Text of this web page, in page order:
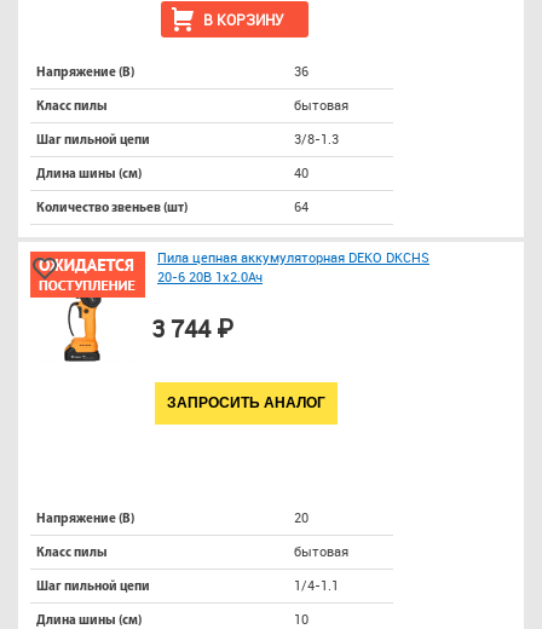
В КОРЗИНУ
Напряжение (В) 36
Класс пилы бытовая
Шаг пильной цепи 3/8-1.3
Длина шины (см) 40
Количество звеньев (шт) 64
Пила цепная аккумуляторная DEKO DKCHS
20-6 20В 1x2.0Ач
3 744 ₽
ЗАПРОСИТЬ АНАЛОГ
Напряжение (В) 20
Класс пилы бытовая
Шаг пильной цепи 1/4-1.1
Длина шины (см) 10